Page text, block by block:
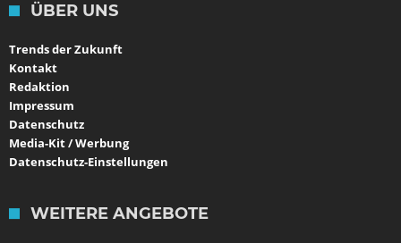
ÜBER UNS
Trends der Zukunft
Kontakt
Redaktion
Impressum
Datenschutz
Media-Kit / Werbung
Datenschutz-Einstellungen
WEITERE ANGEBOTE